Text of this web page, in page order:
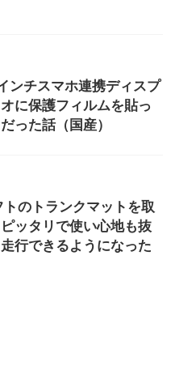
ンチスマホ連携ディスプ
に保護フィルムを貼っ
った話（国産）
トのトランクマットを取
ッタリで使い心地も抜
行できるようになった